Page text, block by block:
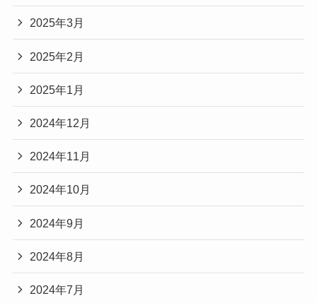
2025年3月
2025年2月
2025年1月
2024年12月
2024年11月
2024年10月
2024年9月
2024年8月
2024年7月